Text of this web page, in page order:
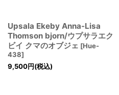
Upsala Ekeby Anna-Lisa
Thomson bjorn/ウプサラエク
ビイ クマのオブジェ [Hue-
438]
9,500円(税込)